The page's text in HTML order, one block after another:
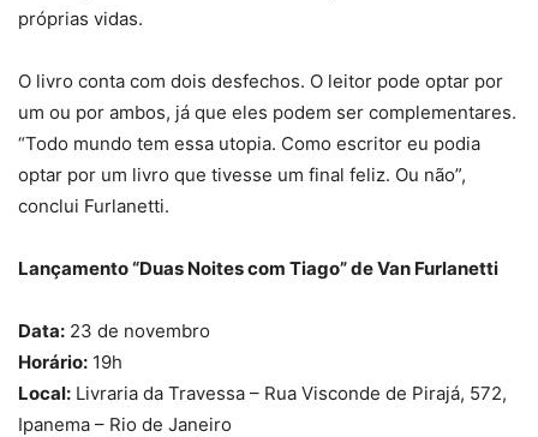
próprias vidas.
O livro conta com dois desfechos. O leitor pode optar por
um ou por ambos, já que eles podem ser complementares.
“Todo mundo tem essa utopia. Como escritor eu podia
optar por um livro que tivesse um final feliz. Ou não”,
conclui Furlanetti.
Lançamento “Duas Noites com Tiago” de Van Furlanetti
Data: 23 de novembro
Horário: 19h
Local: Livraria da Travessa – Rua Visconde de Pirajá, 572,
Ipanema – Rio de Janeiro